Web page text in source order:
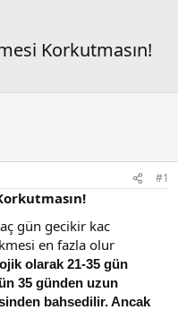
Korkutmasın!
#1
gün gecikir kac
en fazla olur
olarak 21-35 gün
35 günden uzun
bahsedilir. Ancak